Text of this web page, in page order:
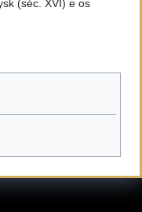
(séc. XVI) e os